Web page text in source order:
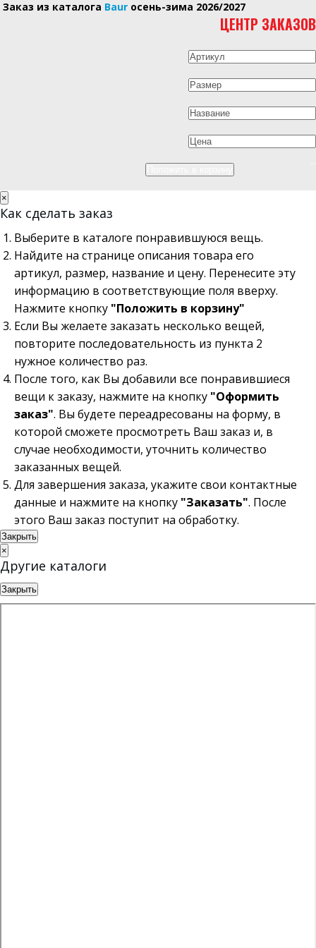
Заказ из каталога Baur осень-зима 2026/2027
ЦЕНТР ЗАКАЗОВ
×
Как сделать заказ
Выберите в каталоге понравившуюся вещь.
Найдите на странице описания товара его
артикул, размер, название и цену. Перенесите эту
информацию в соответствующие поля вверху.
Нажмите кнопку "Положить в корзину"
Если Вы желаете заказать несколько вещей,
повторите последовательность из пункта 2
нужное количество раз.
После того, как Вы добавили все понравившиеся
вещи к заказу, нажмите на кнопку "Оформить
заказ". Вы будете переадресованы на форму, в
которой сможете просмотреть Ваш заказ и, в
случае необходимости, уточнить количество
заказанных вещей.
Для завершения заказа, укажите свои контактные
данные и нажмите на кнопку "Заказать". После
этого Ваш заказ поступит на обработку.
Закрыть
×
Другие каталоги
Закрыть